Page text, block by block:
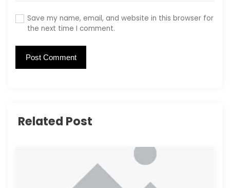
Save my name, email, and website in this browser for
the next time I comment.
Related Post